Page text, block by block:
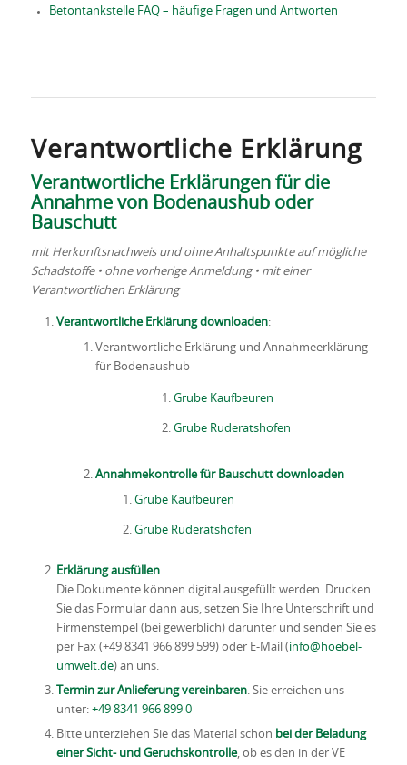
Betontankstelle FAQ – häufige Fragen und Antworten
Verantwortliche Erklärung
Verantwortliche Erklärungen für die
Annahme von Bodenaushub oder
Bauschutt
mit Herkunftsnachweis und ohne Anhaltspunkte auf mögliche
Schadstoffe • ohne vorherige Anmeldung • mit einer
Verantwortlichen Erklärung
Verantwortliche Erklärung downloaden:
Verantwortliche Erklärung und Annahmeerklärung
für Bodenaushub
Grube Kaufbeuren
Grube Ruderatshofen
Annahmekontrolle für Bauschutt downloaden
Grube Kaufbeuren
Grube Ruderatshofen
Erklärung ausfüllen
Die Dokumente können digital ausgefüllt werden. Drucken
Sie das Formular dann aus, setzen Sie Ihre Unterschrift und
Firmenstempel (bei gewerblich) darunter und senden Sie es
per Fax (+49 8341 966 899 599) oder E-Mail (info@hoebel-
umwelt.de) an uns.
Termin zur Anlieferung vereinbaren. Sie erreichen uns
unter: +49 8341 966 899 0
Bitte unterziehen Sie das Material schon bei der Beladung
einer Sicht- und Geruchskontrolle, ob es den in der VE